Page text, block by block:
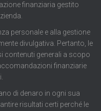
finanziaria gestito
personale e alla gestione
divulgativa. Pertanto, le
contenuti generali a scopo
finanziarie
di denaro in ogni sua
risultati certi perché le